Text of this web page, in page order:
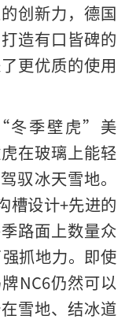
创新力，德国
造有口皆碑的
更优质的使用
冬季壁虎”美
在玻璃上能轻
驭冰天雪地。
槽设计+先进的
路面上数量众
抓地力。即使
NC6仍然可以
雪地、结冰道